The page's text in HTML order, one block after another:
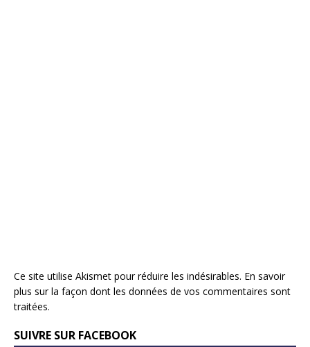
Ce site utilise Akismet pour réduire les indésirables. En savoir
plus sur la façon dont les données de vos commentaires sont
traitées.
SUIVRE SUR FACEBOOK